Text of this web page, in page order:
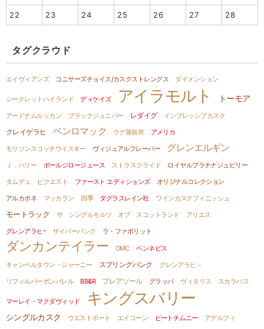
22 23 24 25 26 27 28
タグクラウド
エイヴィアンズ コニサーズチョイス/カスクストレングス ダイメンション
シークレットハイランド ディケイズ アイラモルト トーモア
アードナムルッカン ブラックジュニパー レダイグ インプレッシブカスク
クレイゲラヒ ベンロマック ラグ蒸留所
アメリカ
モリソンスコッチウイスキー
ヴィジュアルフレーバー グレンエルギン
Ｊ．バリー ポールジロージュース ストラスクライド
ロイヤルプラチナジュビリー
タムデュ
ビクエスト ファースト エディションズ
オリジナルコレクション
アルカポネ
マッカラン 四季 ダグラスレイン社 ワインカスクフィニッシュ
モートラック ザ シングルモルツ オブ スコットランド
アリエス
グレンアラヒｰ
サイバーパンク ラ・ファボリット
ダンカンテイラー OMC
ベンネビス
キャンベルタウン・ジャーニー
スプリングバンク
グレンアラヒ－
リフィルバーボンバレル
BB&R ブレアソール グラッパ ヴィタリス スカラバス
マーレイ・マクダヴィッド キングスバリー
シングルカスク ウエストポート エイコーン ピートチムニー アデルフィ